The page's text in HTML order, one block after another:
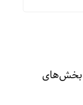
بخش‌های